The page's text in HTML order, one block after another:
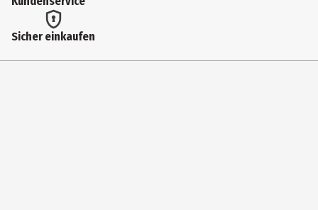
alle Hauttypen
Inhaltsstoffe
Sicher einkaufen